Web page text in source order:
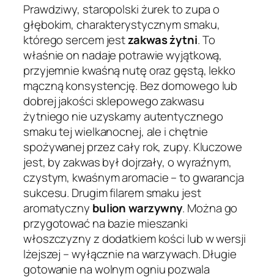
Prawdziwy, staropolski żurek to zupa o
głębokim, charakterystycznym smaku,
którego sercem jestzakwas żytni. To
właśnie on nadaje potrawie wyjątkową,
przyjemnie kwaśną nutę oraz gęstą, lekko
mączną konsystencję. Bez domowego lub
dobrej jakości sklepowego zakwasu
żytniego nie uzyskamy autentycznego
smaku tej wielkanocnej, ale i chętnie
spożywanej przez cały rok, zupy. Kluczowe
jest, by zakwas był dojrzały, o wyraźnym,
czystym, kwaśnym aromacie – to gwarancja
sukcesu. Drugim filarem smaku jest
aromatyczny bulion warzywny. Można go
przygotować na bazie mieszanki
włoszczyzny z dodatkiem kości lub w wersji
lżejszej – wyłącznie na warzywach. Długie
gotowanie na wolnym ogniu pozwala